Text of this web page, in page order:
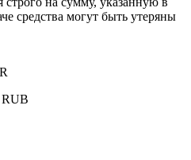
средства могут быть утеряны
RUB